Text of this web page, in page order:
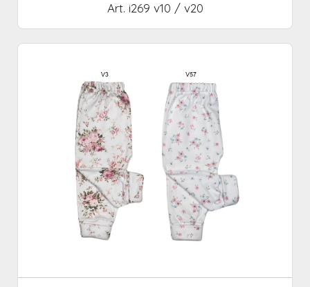
Art. i269 v10 / v20